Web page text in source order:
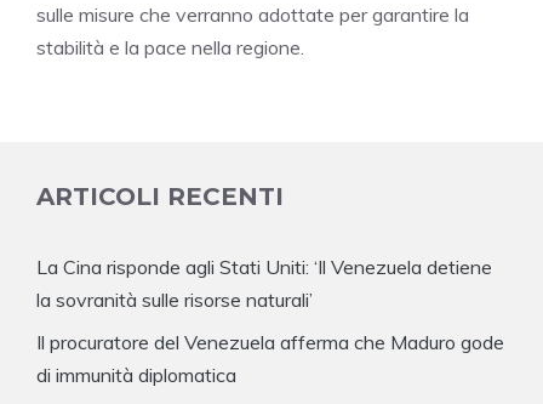
sulle misure che verranno adottate per garantire la
stabilità e la pace nella regione.
ARTICOLI RECENTI
La Cina risponde agli Stati Uniti: ‘Il Venezuela detiene
la sovranità sulle risorse naturali’
Il procuratore del Venezuela afferma che Maduro gode
di immunità diplomatica